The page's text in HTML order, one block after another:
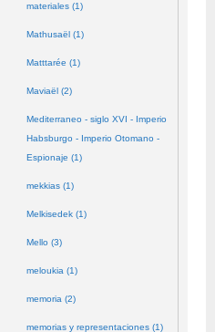
materiales (1)
Mathusaël (1)
Matttarée (1)
Maviaël (2)
Mediterraneo - siglo XVI - Imperio
Habsburgo - Imperio Otomano -
Espionaje (1)
mekkias (1)
Melkisedek (1)
Mello (3)
meloukia (1)
memoria (2)
memorias y representaciones (1)